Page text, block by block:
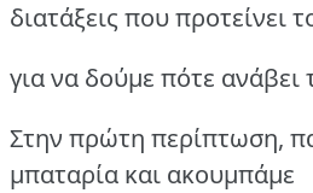
διατάξεις που προτείνει
για να δούμε πότε ανάβει
Στην πρώτη περίπτωση,
μπαταρία και ακουμπάμε